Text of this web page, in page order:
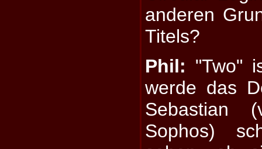
anderen
Titels?
Phil: "Two"
werde das
Sebastian
Sophos)